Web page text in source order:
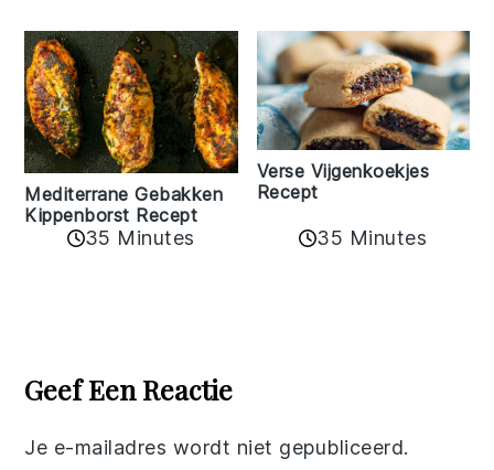
Mediterrane Gebakken
Kippenborst Recept
35 Minutes
Verse Vijgenkoekjes
Recept
35 Minutes
Interactions
Geef Een Reactie
Je e-mailadres wordt niet gepubliceerd.